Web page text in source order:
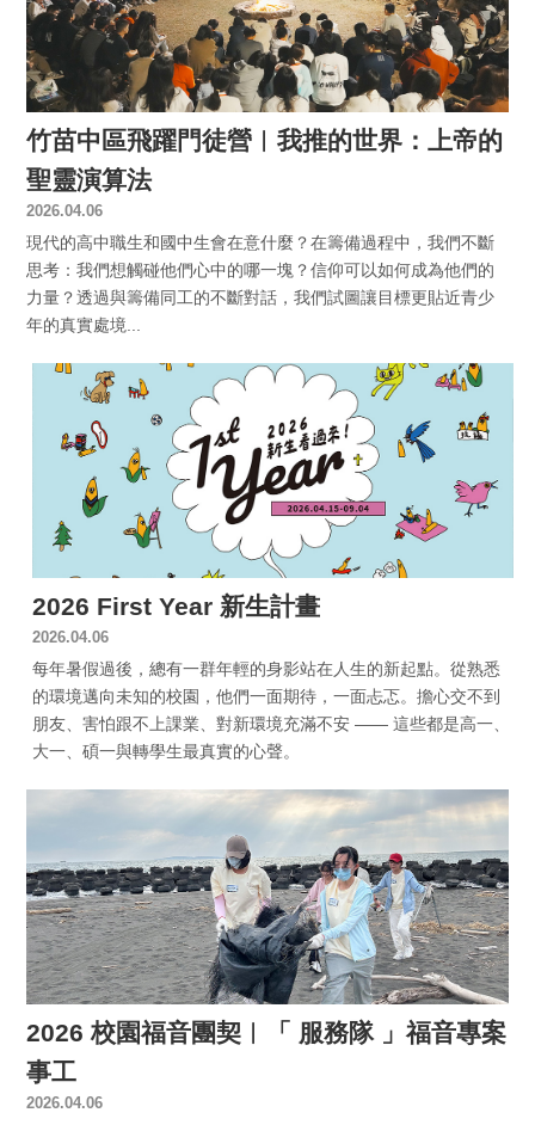
竹苗中區飛躍門徒營︱我推的世界：上帝的
聖靈演算法
2026.04.06
現代的高中職生和國中生會在意什麼？在籌備過程中，我們不斷
思考：我們想觸碰他們心中的哪一塊？信仰可以如何成為他們的
力量？透過與籌備同工的不斷對話，我們試圖讓目標更貼近青少
年的真實處境...
2026 First Year 新生計畫
2026.04.06
每年暑假過後，總有一群年輕的身影站在人生的新起點。從熟悉
的環境邁向未知的校園，他們一面期待，一面忐忑。擔心交不到
朋友、害怕跟不上課業、對新環境充滿不安 —— 這些都是高一、
大一、碩一與轉學生最真實的心聲。
2026 校園福音團契︱「 服務隊 」福音專案
事工
2026.04.06